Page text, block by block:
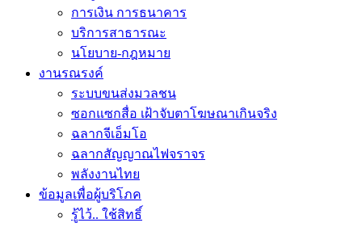
การเงิน การธนาคาร
บริการสาธารณะ
นโยบาย-กฎหมาย
งานรณรงค์
ระบบขนส่งมวลชน
ซอกแซกสื่อ เฝ้าจับตาโฆษณาเกินจริง
ฉลากจีเอ็มโอ
ฉลากสัญญาณไฟจราจร
พลังงานไทย
ข้อมูลเพื่อผู้บริโภค
รู้ไว้.. ใช้สิทธิ์